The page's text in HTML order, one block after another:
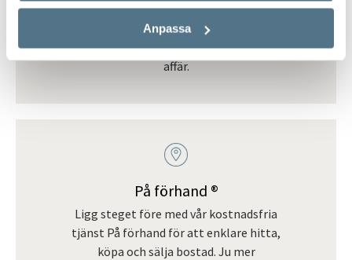
Anpassa
samtidigt som vi har mäklare med
lokal kännedom och personligt
engagemang som ger allt vid varje
affär.
På förhand ®
Ligg steget före med vår kostnadsfria
tjänst På förhand för att enklare hitta,
köpa och sälja bostad. Ju mer